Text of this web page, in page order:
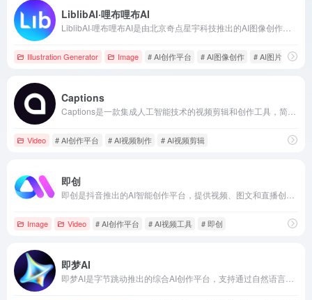
LiblibAI·哩布哩布AI
Illustration Generator Image # AI创作平台 # AI图像创作 # AI图片插画生成
Captions
Video # AI创作平台 # AI视频制作 # AI视频剪辑
即创
Image Video # AI创作平台 # AI视频工具 # 即创
即梦AI